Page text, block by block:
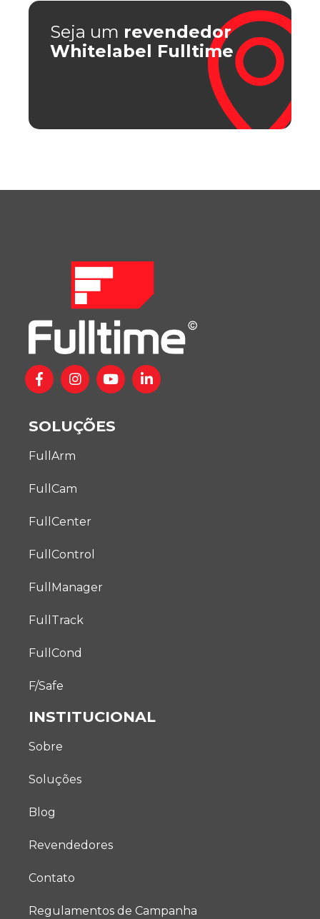
Seja um revendedor
Whitelabel Fulltime
SOLUÇÕES
FullArm
FullCam
FullCenter
FullControl
FullManager
FullTrack
FullCond
F/Safe
INSTITUCIONAL
Sobre
Soluções
Blog
Revendedores
Contato
Regulamentos de Campanha